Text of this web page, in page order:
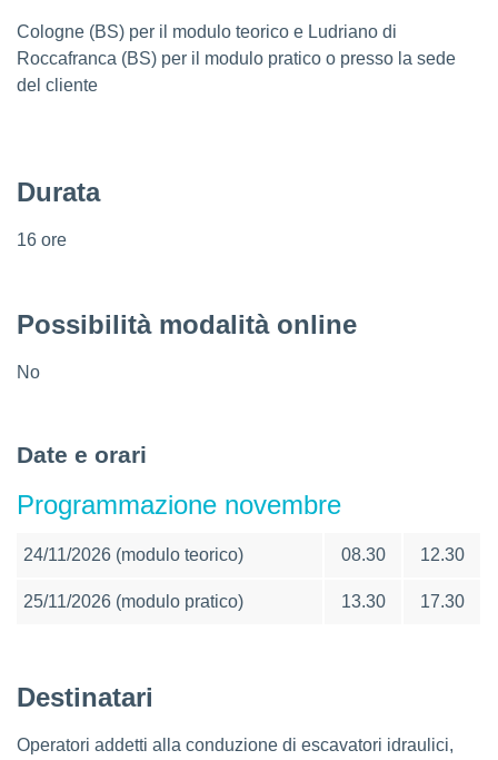
Cologne (BS) per il modulo teorico e Ludriano di
Roccafranca (BS) per il modulo pratico o presso la sede
del cliente
Durata
16 ore
Possibilità modalità online
No
Date e orari
Programmazione novembre
24/11/2026 (modulo teorico) 08.30 12.30
25/11/2026 (modulo pratico) 13.30 17.30
Destinatari
Operatori addetti alla conduzione di escavatori idraulici,